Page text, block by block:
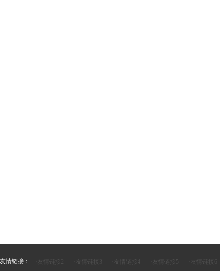
友情链接： ·友情链接2 ·友情链接3 ·友情链接4 ·友情链接5 ·友情链接6